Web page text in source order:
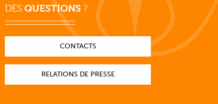
DES QUESTIONS ?
CONTACTS
RELATIONS DE PRESSE